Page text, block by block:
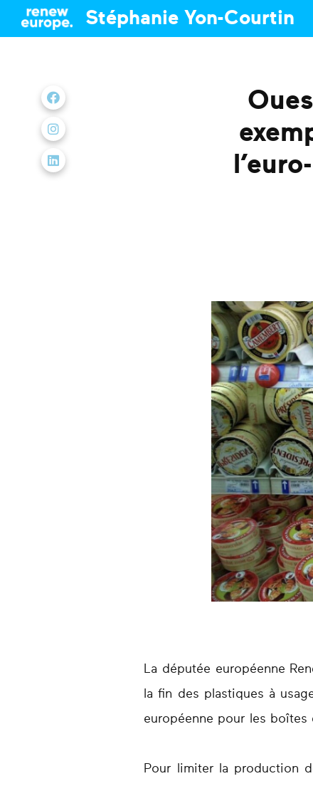
Stéphanie Yon-Courtin
La députée européenne
la fin des plastiques à
européenne pour les boîtes
Pour limiter la production
Nous retrouver sur Facebook
Nous retrouver sur Instagram
Nous retrouver sur LinkedIn